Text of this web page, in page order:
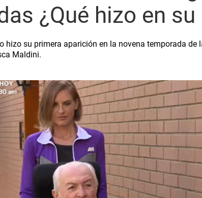
¿Qué hizo en
hizo su primera aparición en la novena temporada de
Maldini.